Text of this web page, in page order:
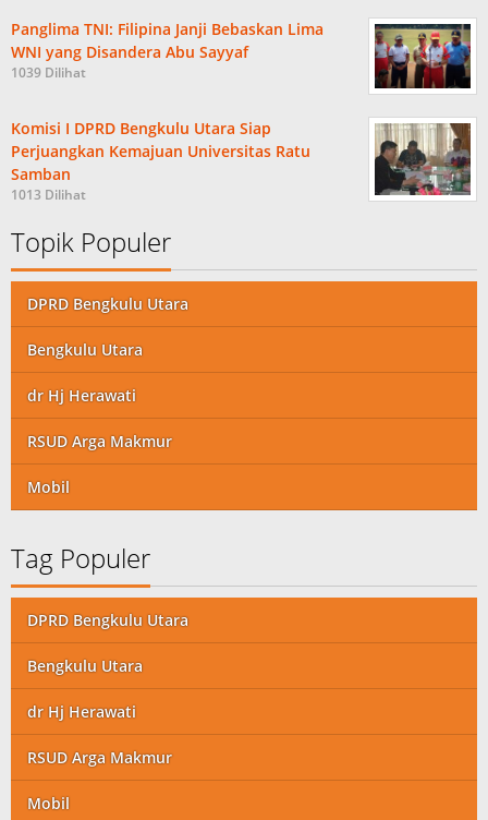
Panglima TNI: Filipina Janji Bebaskan Lima
WNI yang Disandera Abu Sayyaf
1039 Dilihat
Komisi I DPRD Bengkulu Utara Siap
Perjuangkan Kemajuan Universitas Ratu
Samban
1013 Dilihat
Topik Populer
DPRD Bengkulu Utara
Bengkulu Utara
dr Hj Herawati
RSUD Arga Makmur
Mobil
Tag Populer
DPRD Bengkulu Utara
Bengkulu Utara
dr Hj Herawati
RSUD Arga Makmur
Mobil